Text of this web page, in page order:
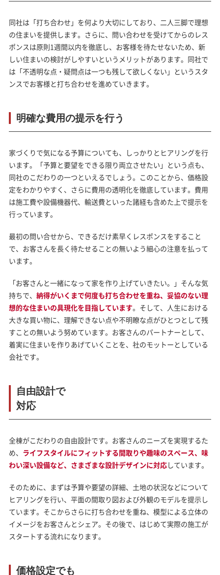
同社は 「打ち合わせ」を何より大切にしており、二人三脚で理想
の住まいを提供します。さらに、問い合わせを受けてからのレス
ポンスは原則1週間以内を徹底し、お客様を待たせないため、新
しい住まいの検討がしやすいというメリットがあります。同社で
は「不透明な点・疑問点は一つも残して欲しくない」というスタ
ンスでお客様と打ち合わせを進めていきます。
明確な費用の提示を行う
家づくりで気になる予算についても、しっかりとヒアリングを行
います。「予算と要望をできる限り両立させたい」という点も、
同社のこだわりの一つといえるでしょう。このことから、価格設
定をわかりやすく、さらに費用の透明化を徹底しています。費用
は施工費や設備機器代、輸送費といった諸経も含めた上で提示を
行っています。
最初の問い合せから、できるだけ素早くレスポンスをすること
で、お客さんを長く待たせることの無いよう細心の注意を払って
います。
「お客さんと一緒になって家を作り上げていきたい。」そんな気
持ちで、 納得がいくまで何度も打ち合わせを重ね、妥協のない理
想的な住まいの具現化を目指しています。そして、人生における
大きな買い物に、理解できない点や不明瞭な点がひとつとして残
すことの無いよう努めています。お客さんのパートナーとして、
着実に住まいを作りあげていくことを、社のモットーとしている
会社です。
自由設計で
対応
全棟がこだわりの自由設計です。お客さんのニーズを実現するた
め、 ライフスタイルにフィットする間取りや趣味のスペース、味
わい深い設備など、さまざまな設計デザインに対応しています。
そのために、まずは予算や要望の詳細、土地の状況などについて
ヒアリングを行い、平面の間取り図および外観のモデルを提示し
ています。そこからさらに打ち合わせを重ね、模型による立体の
イメージをお客さんとシェア。その後で、はじめて実際の施工が
スタートする流れになります。
価格設定でも